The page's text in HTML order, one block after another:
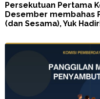
Persekutuan Pertama
Desember membahas
(dan Sesama), Yuk